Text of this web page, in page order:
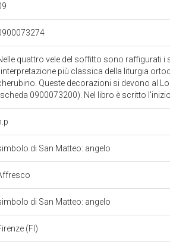
quattro vele del soffitto sono raffigurati
l'interpretazione più classica della liturgia
Queste decorazioni si devono al
0900073200). Nel libro è scritto
di San Matteo: angelo
di San Matteo: angelo
(FI)